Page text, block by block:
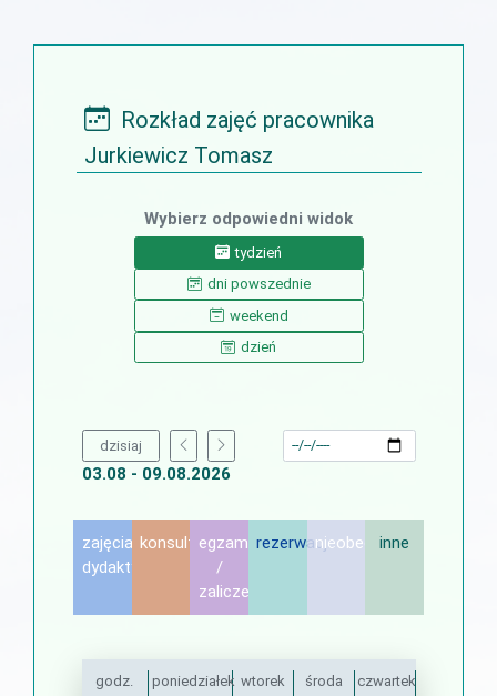
Rozkład zajęć pracownika
Jurkiewicz Tomasz
Wybierz odpowiedni widok
tydzień
dni powszednie
weekend
dzień
dzisiaj
03.08 - 09.08.2026
zajęcia
dydaktyczne
konsultacjeegzamin
/
zaliczenie
rezerwacjenieobecność
inne
godz.
poniedziałek wtorek
środa
czwartek